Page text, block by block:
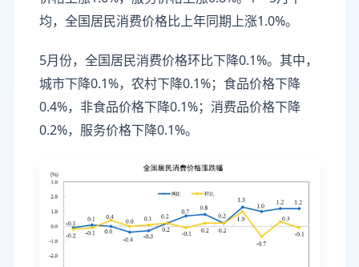
均，全国居民消费价格比上年同期上涨1.0%。
5月份，全国居民消费价格环比下降0.1%。其中，
城市下降0.1%，农村下降0.1%；食品价格下降
0.4%，非食品价格下降0.1%；消费品价格下降
0.2%，服务价格下降0.1%。